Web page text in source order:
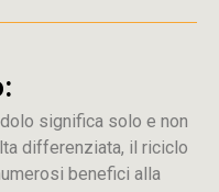
significa solo e non
differenziata, il riciclo
benefici alla